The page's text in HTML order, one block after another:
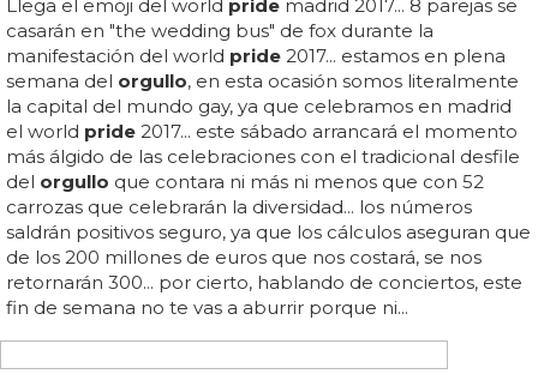
POR TERCER AÑO CONSECUTIVO
El Orgullo Gay de Madrid, multado con 160.000
euros por exceso de ruido